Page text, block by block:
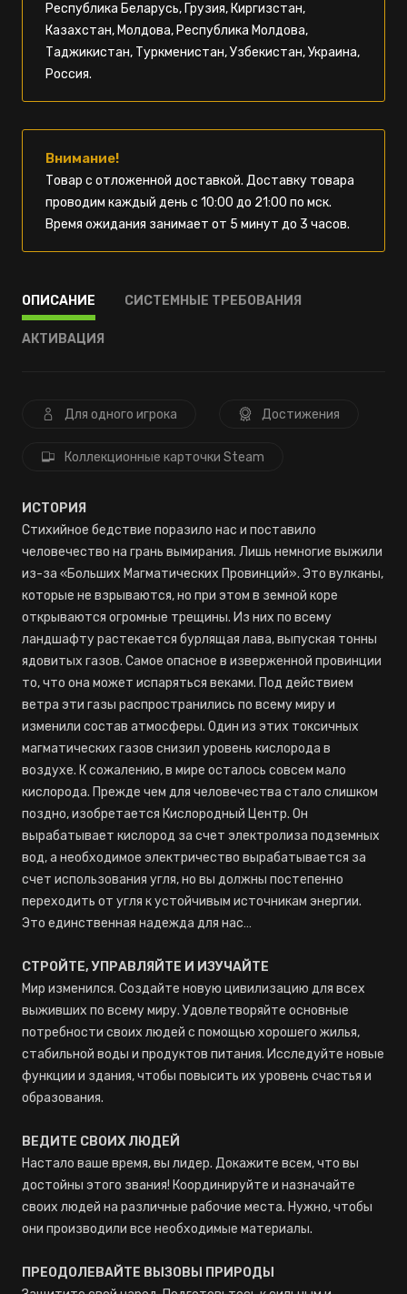
Республика Беларусь, Грузия, Киргизстан,
Казахстан, Молдова, Республика Молдова,
Таджикистан, Туркменистан, Узбекистан, Украина,
Россия.
Внимание!
Товар с отложенной доставкой. Доставку товара
проводим каждый день с 10:00 до 21:00 по мск.
Время ожидания занимает от 5 минут до 3 часов.
ОПИСАНИЕ СИСТЕМНЫЕ ТРЕБОВАНИЯ
АКТИВАЦИЯ
Для одного игрока Достижения
Коллекционные карточки Steam
ИСТОРИЯ
Стихийное бедствие поразило нас и поставило
человечество на грань вымирания. Лишь немногие выжили
из-за «Больших Магматических Провинций». Это вулканы,
которые не взрываются, но при этом в земной коре
открываются огромные трещины. Из них по всему
ландшафту растекается бурлящая лава, выпуская тонны
ядовитых газов. Самое опасное в изверженной провинции
то, что она может испаряться веками. Под действием
ветра эти газы распространились по всему миру и
изменили состав атмосферы. Один из этих токсичных
магматических газов снизил уровень кислорода в
воздухе. К сожалению, в мире осталось совсем мало
кислорода. Прежде чем для человечества стало слишком
поздно, изобретается Кислородный Центр. Он
вырабатывает кислород за счет электролиза подземных
вод, а необходимое электричество вырабатывается за
счет использования угля, но вы должны постепенно
переходить от угля к устойчивым источникам энергии.
Это единственная надежда для нас…
СТРОЙТЕ, УПРАВЛЯЙТЕ И ИЗУЧАЙТЕ
Мир изменился. Создайте новую цивилизацию для всех
выживших по всему миру. Удовлетворяйте основные
потребности своих людей с помощью хорошего жилья,
стабильной воды и продуктов питания. Исследуйте новые
функции и здания, чтобы повысить их уровень счастья и
образования.
ВЕДИТЕ СВОИХ ЛЮДЕЙ
Настало ваше время, вы лидер. Докажите всем, что вы
достойны этого звания! Координируйте и назначайте
своих людей на различные рабочие места. Нужно, чтобы
они производили все необходимые материалы.
ПРЕОДОЛЕВАЙТЕ ВЫЗОВЫ ПРИРОДЫ